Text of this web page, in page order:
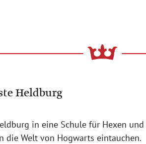
Heldburg
in eine Schule für Hexen und
die Welt von Hogwarts eintauchen.